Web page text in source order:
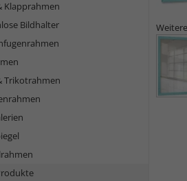
Klapprahmen
Bildhalter
Trikotrahmen